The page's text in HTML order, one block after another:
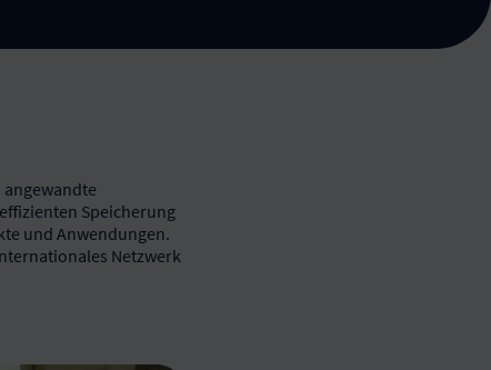
Speicherung
und Anwendungen.
Netzwerk